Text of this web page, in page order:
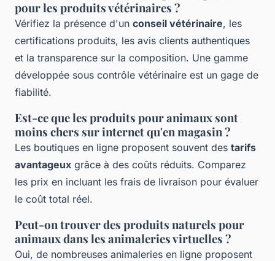
pour les produits vétérinaires ?
Vérifiez la présence d'un conseil vétérinaire, les
certifications produits, les avis clients authentiques
et la transparence sur la composition. Une gamme
développée sous contrôle vétérinaire est un gage de
fiabilité.
Est-ce que les produits pour animaux sont
moins chers sur internet qu'en magasin ?
Les boutiques en ligne proposent souvent des tarifs
avantageux grâce à des coûts réduits. Comparez
les prix en incluant les frais de livraison pour évaluer
le coût total réel.
Peut-on trouver des produits naturels pour
animaux dans les animaleries virtuelles ?
Oui, de nombreuses animaleries en ligne proposent